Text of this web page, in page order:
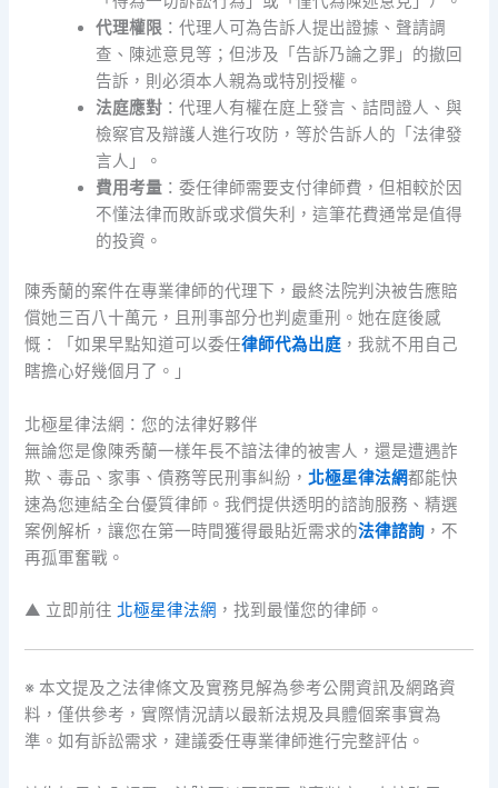
代理權限 ：代理人可為告訴人提出證據、聲請調
查、陳述意見等；但涉及「告訴乃論之罪」的撤回
告訴，則必須本人親為或特別授權。
法庭應對 ：代理人有權在庭上發言、詰問證人、與
檢察官及辯護人進行攻防，等於告訴人的「法律發
言人」。
費用考量 ：委任律師需要支付律師費，但相較於因
不懂法律而敗訴或求償失利，這筆花費通常是值得
的投資。
陳秀蘭的案件在專業律師的代理下，最終法院判決被告應賠
償她三百八十萬元，且刑事部分也判處重刑。她在庭後感
慨：「如果早點知道可以委任律師代為出庭 ，我就不用自己
瞎擔心好幾個月了。」
北極星律法網：您的法律好夥伴
無論您是像陳秀蘭一樣年長不諳法律的被害人，還是遭遇詐
欺、毒品、家事、債務等民刑事糾紛，北極星律法網都能快
速為您連結全台優質律師。我們提供透明的諮詢服務、精選
案例解析，讓您在第一時間獲得最貼近需求的法律諮詢 ，不
再孤軍奮戰。
▲ 立即前往 北極星律法網 ，找到最懂您的律師。
※ 本文提及之法律條文及實務見解為參考公開資訊及網路資
料，僅供參考，實際情況請以最新法規及具體個案事實為
準。如有訴訟需求，建議委任專業律師進行完整評估。